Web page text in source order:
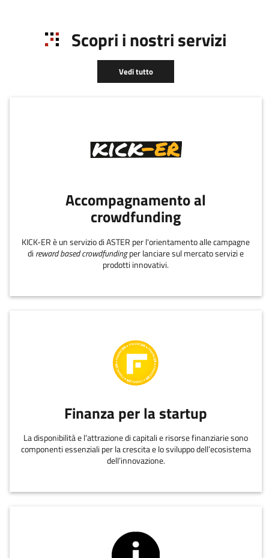
Scopri i nostri servizi
Vedi tutto
Accompagnamento al
crowdfunding
KICK-ER è un servizio di ASTER per l'orientamento alle campagne
di reward based crowdfundingper lanciare sul mercato servizi e
prodotti innovativi.
Finanza per la startup
La disponibilità e l’attrazione di capitali e risorse finanziarie sono
componenti essenziali per la crescita e lo sviluppo dell’ecosistema
dell’innovazione.